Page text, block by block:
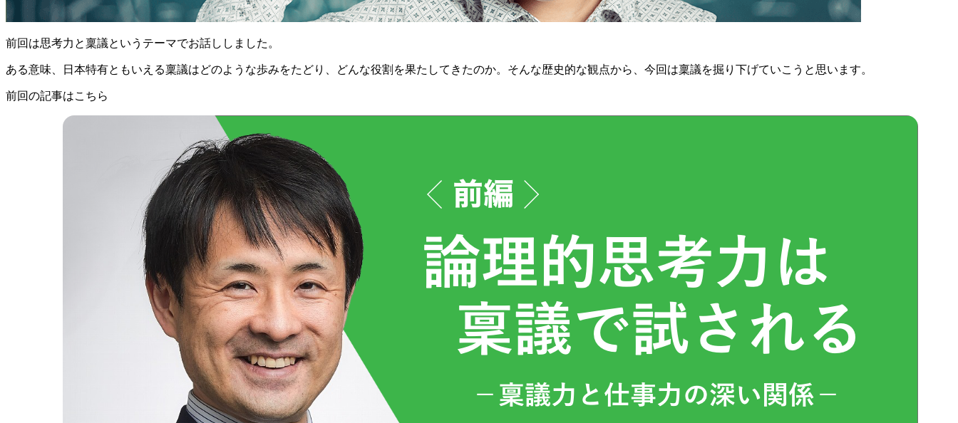
前回は思考力と稟議というテーマでお話ししました。
ある意味、日本特有ともいえる稟議はどのような歩みをたどり、どんな役割を果たしてきたのか。そんな歴史的な観点から、今回は稟議を掘り下げていこうと思います。
前回の記事はこちら